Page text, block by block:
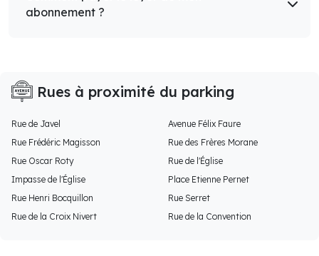
abonnement ?
Rues à proximité du parking
Rue de Javel
Avenue Félix Faure
Rue Frédéric Magisson
Rue des Frères Morane
Rue Oscar Roty
Rue de l'Église
Impasse de l'Église
Place Etienne Pernet
Rue Henri Bocquillon
Rue Serret
Rue de la Croix Nivert
Rue de la Convention